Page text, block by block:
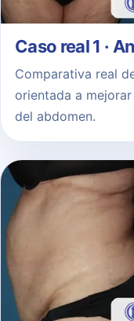
Caso real 1 ·
Comparativa real
orientada a
del abdomen.